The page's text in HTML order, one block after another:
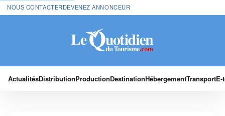
NOUS CONTACTERDEVENEZ ANNONCEUR
ActualitésDistributionProductionDestinationHébergementTransport